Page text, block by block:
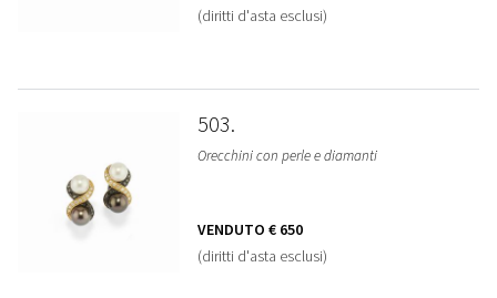
(diritti d'asta esclusi)
503
Orecchini con perle e diamanti
VENDUTO € 650
(diritti d'asta esclusi)